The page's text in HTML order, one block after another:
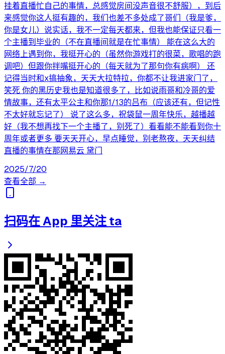
挂着直播忙自己的事情，总感觉房间没声音很不舒服），到后
来感觉你这人挺有趣的，我们也差不多处成了哥们（我是爹，
你是女儿）说实话，我不一定每天都来，但我也能保证只看一
个主播到毕业的（不在直播间就是在忙事情） 能在这么大的
网络上遇到你，我挺开心的（虽然你游戏打的很菜，歌唱的跑
调吧）但跟你拌嘴挺开心的（每天就为了那句你有病啊） 还
记得当时和x搞抽象，天天大拉特拉，你都不让我进家门了，
笑死 你的黑历史我也是知道很多了，比如说雨哥和冷哥的爱
情故事，还有太平公主和你那1/13的吕布（应该还有，但记性
不太好就忘记了） 说了这么多，祝袋鼠一周年快乐，越播越
好（我不想再找下一个主播了，别死了）看看能不能看到你十
周年或者更多 要天天开心，早点睡觉，别老熬夜，天天纠结
直播的事情在那网易云 黛门
2025/7/20
查看全部 →
扫码在 App 里关注 ta